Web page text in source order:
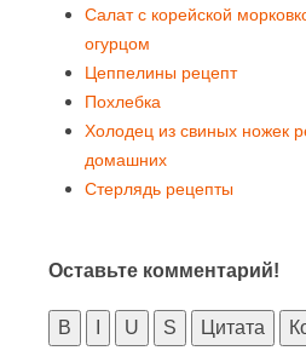
Салат с корейской
огурцом
Цеппелины рецепт
Похлебка
Холодец из свиных ножек
домашних
Стерлядь рецепты
Оставьте комментарий!
B U S Цитата